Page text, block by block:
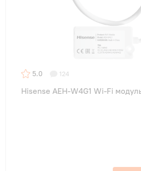
5.0 124
Hisense AEH-W4G1 Wi-Fi